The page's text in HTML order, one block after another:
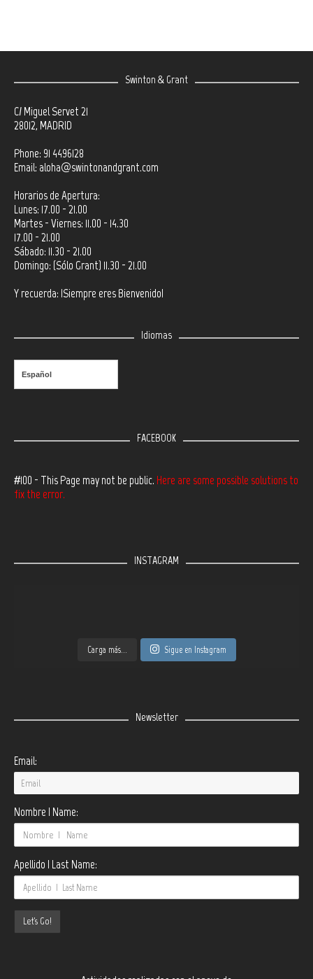
Swinton & Grant
C/ Miguel Servet 21
28012, MADRID
Phone: 91 4496128
Email: aloha@swintonandgrant.com
Horarios de Apertura:
Lunes: 17.00 - 21.00
Martes - Viernes: 11.00 - 14.30
17.00 - 21.00
Sábado: 11.30 - 21.00
Domingo: (Sólo Grant) 11.30 - 21.00
Y recuerda: ¡Siempre eres Bienvenido!
Idiomas
Español
FACEBOOK
#100 - This Page may not be public. Here are some possible solutions to
fix the error.
INSTAGRAM
Carga más... Sigue en Instagram
Newsletter
Email:
Nombre | Name:
Apellido | Last Name: